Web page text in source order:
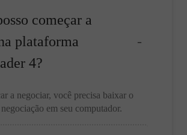
começar a
plataforma
4?
a negociar, você precisa baixar o
em seu computador.